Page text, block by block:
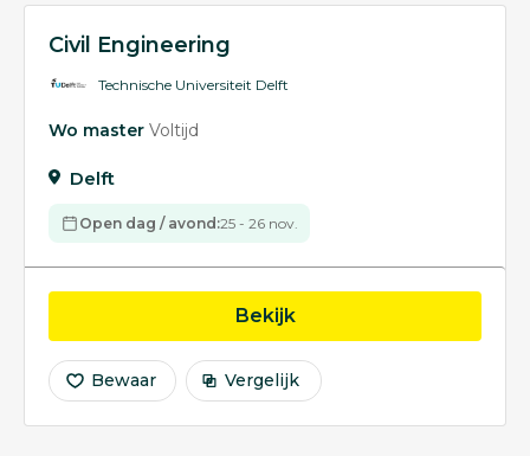
Civil Engineering
Technische Universiteit Delft
Wo master Voltijd
Delft
Open dag / avond:25 - 26 nov.
Bekijkopleiding Civil
Bewaar Vergelijk